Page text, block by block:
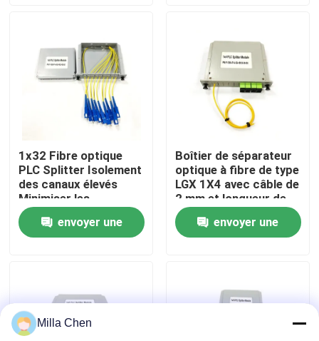
Visite d'usine
Contrôle de qualité
Contactez-nous
Nouvelles
Box en fibre optique Résiliation
1x32 Fibre optique
PLC Splitter Isolement
des canaux élevés
Minimiser les
interférences de
signal dans les
applications de
envoyer une
Boîtier de séparateur
optique à fibre de type
LGX 1X4 avec câble de
2 mm et longueur de
pigtail de 0,5 m pour
réseaux monomodes
SM G657A
envoyer une
Milla Chen